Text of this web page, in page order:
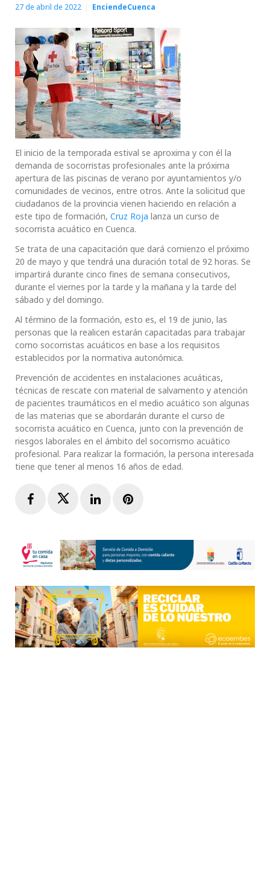
27 de abril de 2022 EnciendeCuenca
El inicio de la temporada estival se aproxima y con él la
demanda de socorristas profesionales ante la próxima
apertura de las piscinas de verano por ayuntamientos y/o
comunidades de vecinos, entre otros. Ante la solicitud que
ciudadanos de la provincia vienen haciendo en relación a
este tipo de formación, Cruz Roja lanza un curso de
socorrista acuático en Cuenca.
Se trata de una capacitación que dará comienzo el próximo
20 de mayo y que tendrá una duración total de 92 horas. Se
impartirá durante cinco fines de semana consecutivos,
durante el viernes por la tarde y la mañana y la tarde del
sábado y del domingo.
Al término de la formación, esto es, el 19 de junio, las
personas que la realicen estarán capacitadas para trabajar
como socorristas acuáticos en base a los requisitos
establecidos por la normativa autonómica.
Prevención de accidentes en instalaciones acuáticas,
técnicas de rescate con material de salvamento y atención
de pacientes traumáticos en el medio acuático son algunas
de las materias que se abordarán durante el curso de
socorrista acuático en Cuenca, junto con la prevención de
riesgos laborales en el ámbito del socorrismo acuático
profesional. Para realizar la formación, la persona interesada
tiene que tener al menos 16 años de edad.
FacebookTwitterLinkedInPinterest